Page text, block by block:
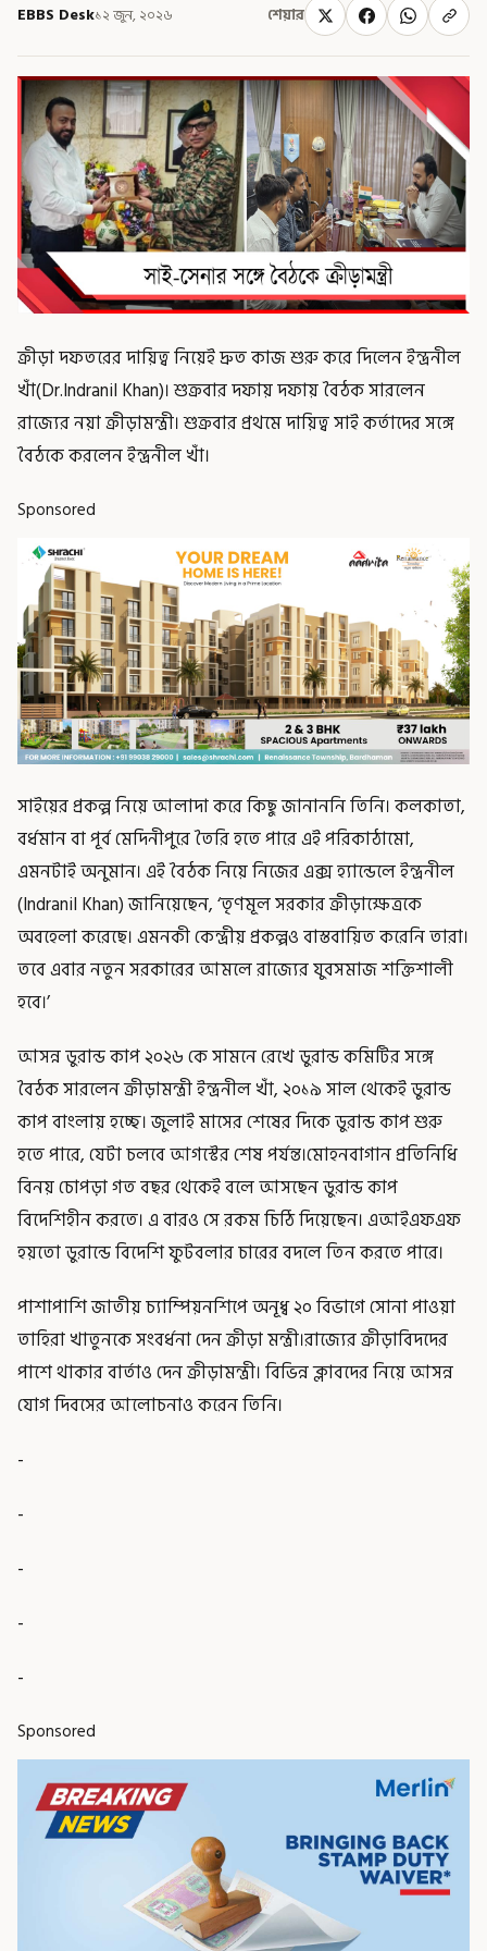
EBBS Desk১২ জুন, ২০২৬ শেয়ার
ক্রীড়া দফতরের দায়িত্ব নিয়েই দ্রুত কাজ শুরু করে দিলেন ইন্দ্রনীল
খাঁ(Dr.Indranil Khan)। শুক্রবার দফায় দফায় বৈঠক সারলেন
রাজ্যের নয়া ক্রীড়ামন্ত্রী। শুক্রবার প্রথমে দায়িত্ব সাই কর্তাদের সঙ্গে
বৈঠকে করলেন ইন্দ্রনীল খাঁ।
Sponsored
সাইয়ের প্রকল্প নিয়ে আলাদা করে কিছু জানাননি তিনি। কলকাতা,
বর্ধমান বা পূর্ব মেদিনীপুরে তৈরি হতে পারে এই পরিকাঠামো,
এমনটাই অনুমান। এই বৈঠক নিয়ে নিজের এক্স হ্যান্ডেলে ইন্দ্রনীল
(Indranil Khan) জানিয়েছেন, ‘তৃণমূল সরকার ক্রীড়াক্ষেত্রকে
অবহেলা করেছে। এমনকী কেন্দ্রীয় প্রকল্পও বাস্তবায়িত করেনি তারা।
তবে এবার নতুন সরকারের আমলে রাজ্যের যুবসমাজ শক্তিশালী
হবে।’
আসন্ন ডুরান্ড কাপ ২০২৬ কে সামনে রেখে ডুরান্ড কমিটির সঙ্গে
বৈঠক সারলেন ক্রীড়ামন্ত্রী ইন্দ্রনীল খাঁ, ২০১৯ সাল থেকেই ডুরান্ড
কাপ বাংলায় হচ্ছে। জুলাই মাসের শেষের দিকে ডুরান্ড কাপ শুরু
হতে পারে, যেটা চলবে আগস্টের শেষ পর্যন্ত।মোহনবাগান প্রতিনিধি
বিনয় চোপড়া গত বছর থেকেই বলে আসছেন ডুরান্ড কাপ
বিদেশিহীন করতে। এ বারও সে রকম চিঠি দিয়েছেন। এআইএফএফ
হয়তো ডুরান্ডে বিদেশি ফুটবলার চারের বদলে তিন করতে পারে।
পাশাপাশি জাতীয় চ্যাম্পিয়নশিপে অনূধ্ব ২০ বিভাগে সোনা পাওয়া
তাহিরা খাতুনকে সংবর্ধনা দেন ক্রীড়া মন্ত্রী।রাজ্যের ক্রীড়াবিদদের
পাশে থাকার বার্তাও দেন ক্রীড়ামন্ত্রী। বিভিন্ন ক্লাবদের নিয়ে আসন্ন
যোগ দিবসের আলোচনাও করেন তিনি।
-
-
-
-
-
Sponsored